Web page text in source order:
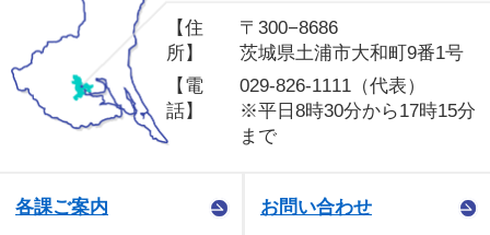
【住
所】
〒300−8686
茨城県土浦市大和町9番1号
【電
話】
029-826-1111（代表）
※平日8時30分から17時15分
まで
各課ご案内 お問い合わせ